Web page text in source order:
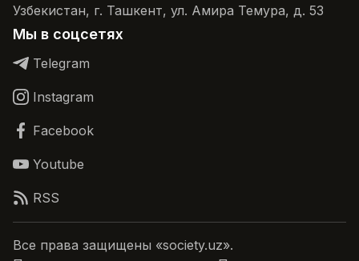
Узбекистан, г. Ташкент, ул. Амира Темура, д. 53
Мы в соцсетях
Telegram
Instagram
Facebook
Youtube
RSS
Все права защищены «society.uz».